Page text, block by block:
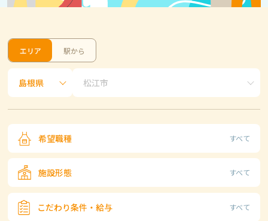
エリア 駅から
希望職種 すべて
施設形態 すべて
こだわり条件・給与 すべて